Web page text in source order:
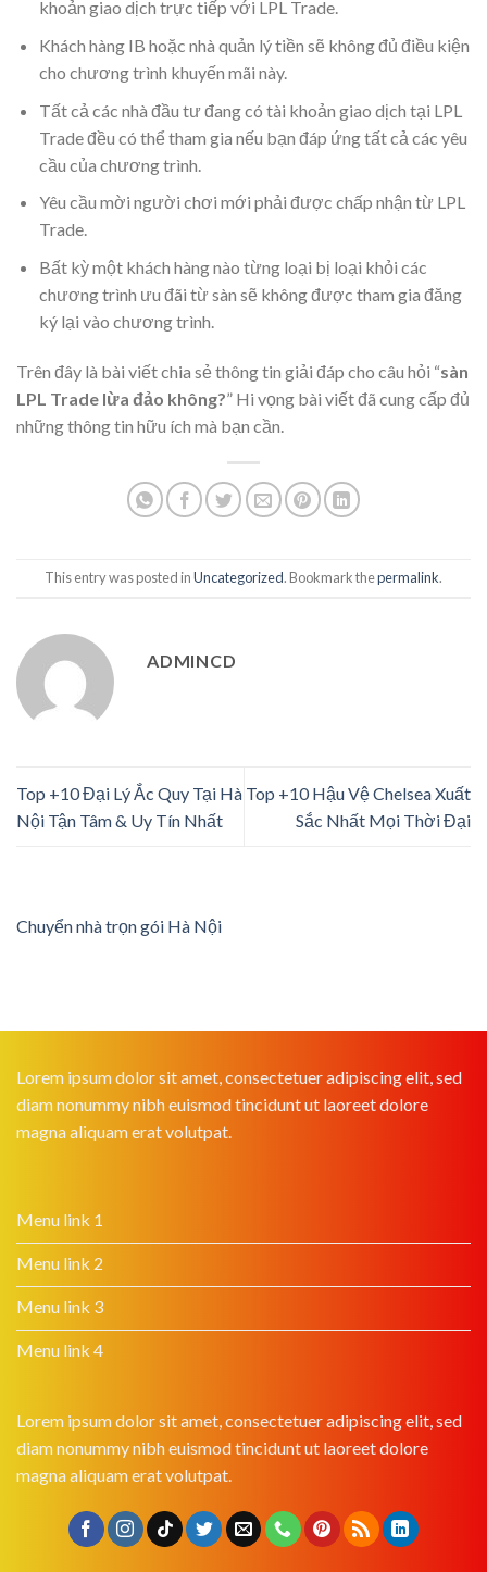
khoản giao dịch trực tiếp với LPL Trade.
Khách hàng IB hoặc nhà quản lý tiền sẽ không đủ điều kiện
cho chương trình khuyến mãi này.
Tất cả các nhà đầu tư đang có tài khoản giao dịch tại LPL
Trade đều có thể tham gia nếu bạn đáp ứng tất cả các yêu
cầu của chương trình.
Yêu cầu mời người chơi mới phải được chấp nhận từ LPL
Trade.
Bất kỳ một khách hàng nào từng loại bị loại khỏi các
chương trình ưu đãi từ sàn sẽ không được tham gia đăng
ký lại vào chương trình.
Trên đây là bài viết chia sẻ thông tin giải đáp cho câu hỏi “sàn
LPL Trade lừa đảo không?” Hi vọng bài viết đã cung cấp đủ
những thông tin hữu ích mà bạn cần.
This entry was posted inUncategorized. Bookmark thepermalink.
ADMINCD
Top +10 Đại Lý Ắc Quy Tại Hà
Nội Tận Tâm & Uy Tín Nhất
Top +10 Hậu Vệ Chelsea Xuất
Sắc Nhất Mọi Thời Đại
Chuyển nhà trọn gói Hà Nội
Lorem ipsum dolor sit amet, consectetuer adipiscing elit, sed
diam nonummy nibh euismod tincidunt ut laoreet dolore
magna aliquam erat volutpat.
Menu link 1
Menu link 2
Menu link 3
Menu link 4
Lorem ipsum dolor sit amet, consectetuer adipiscing elit, sed
diam nonummy nibh euismod tincidunt ut laoreet dolore
magna aliquam erat volutpat.